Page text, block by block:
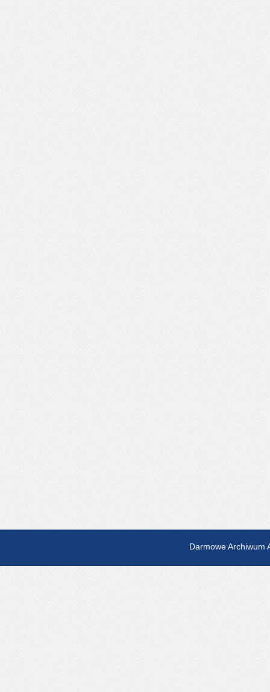
Darmowe Archiwum